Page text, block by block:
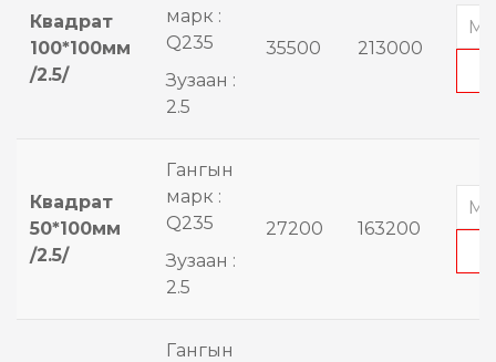
Квадрат
100*100мм
/2.5/
марк :
Q235
Зузаан :
2.5
35500 213000
Квадрат
50*100мм
/2.5/
Гангын
марк :
Q235
Зузаан :
2.5
27200 163200
Гангын